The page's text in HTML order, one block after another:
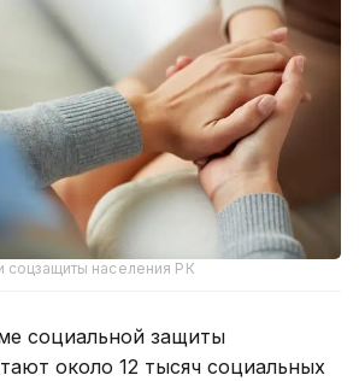
соцзащиты населения РК
социальной защиты
около 12 тысяч социальных